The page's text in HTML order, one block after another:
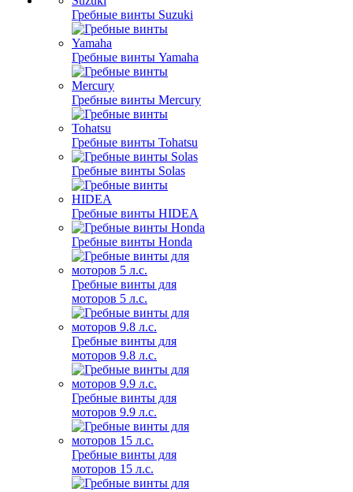
Гребные винты Suzuki
Гребные винты Yamaha
Гребные винты Mercury
Гребные винты Tohatsu
Гребные винты Solas
Гребные винты HIDEA
Гребные винты Honda
Гребные винты для
моторов 5 л.с.
Гребные винты для
моторов 9.8 л.с.
Гребные винты для
моторов 9.9 л.с.
Гребные винты для
моторов 15 л.с.